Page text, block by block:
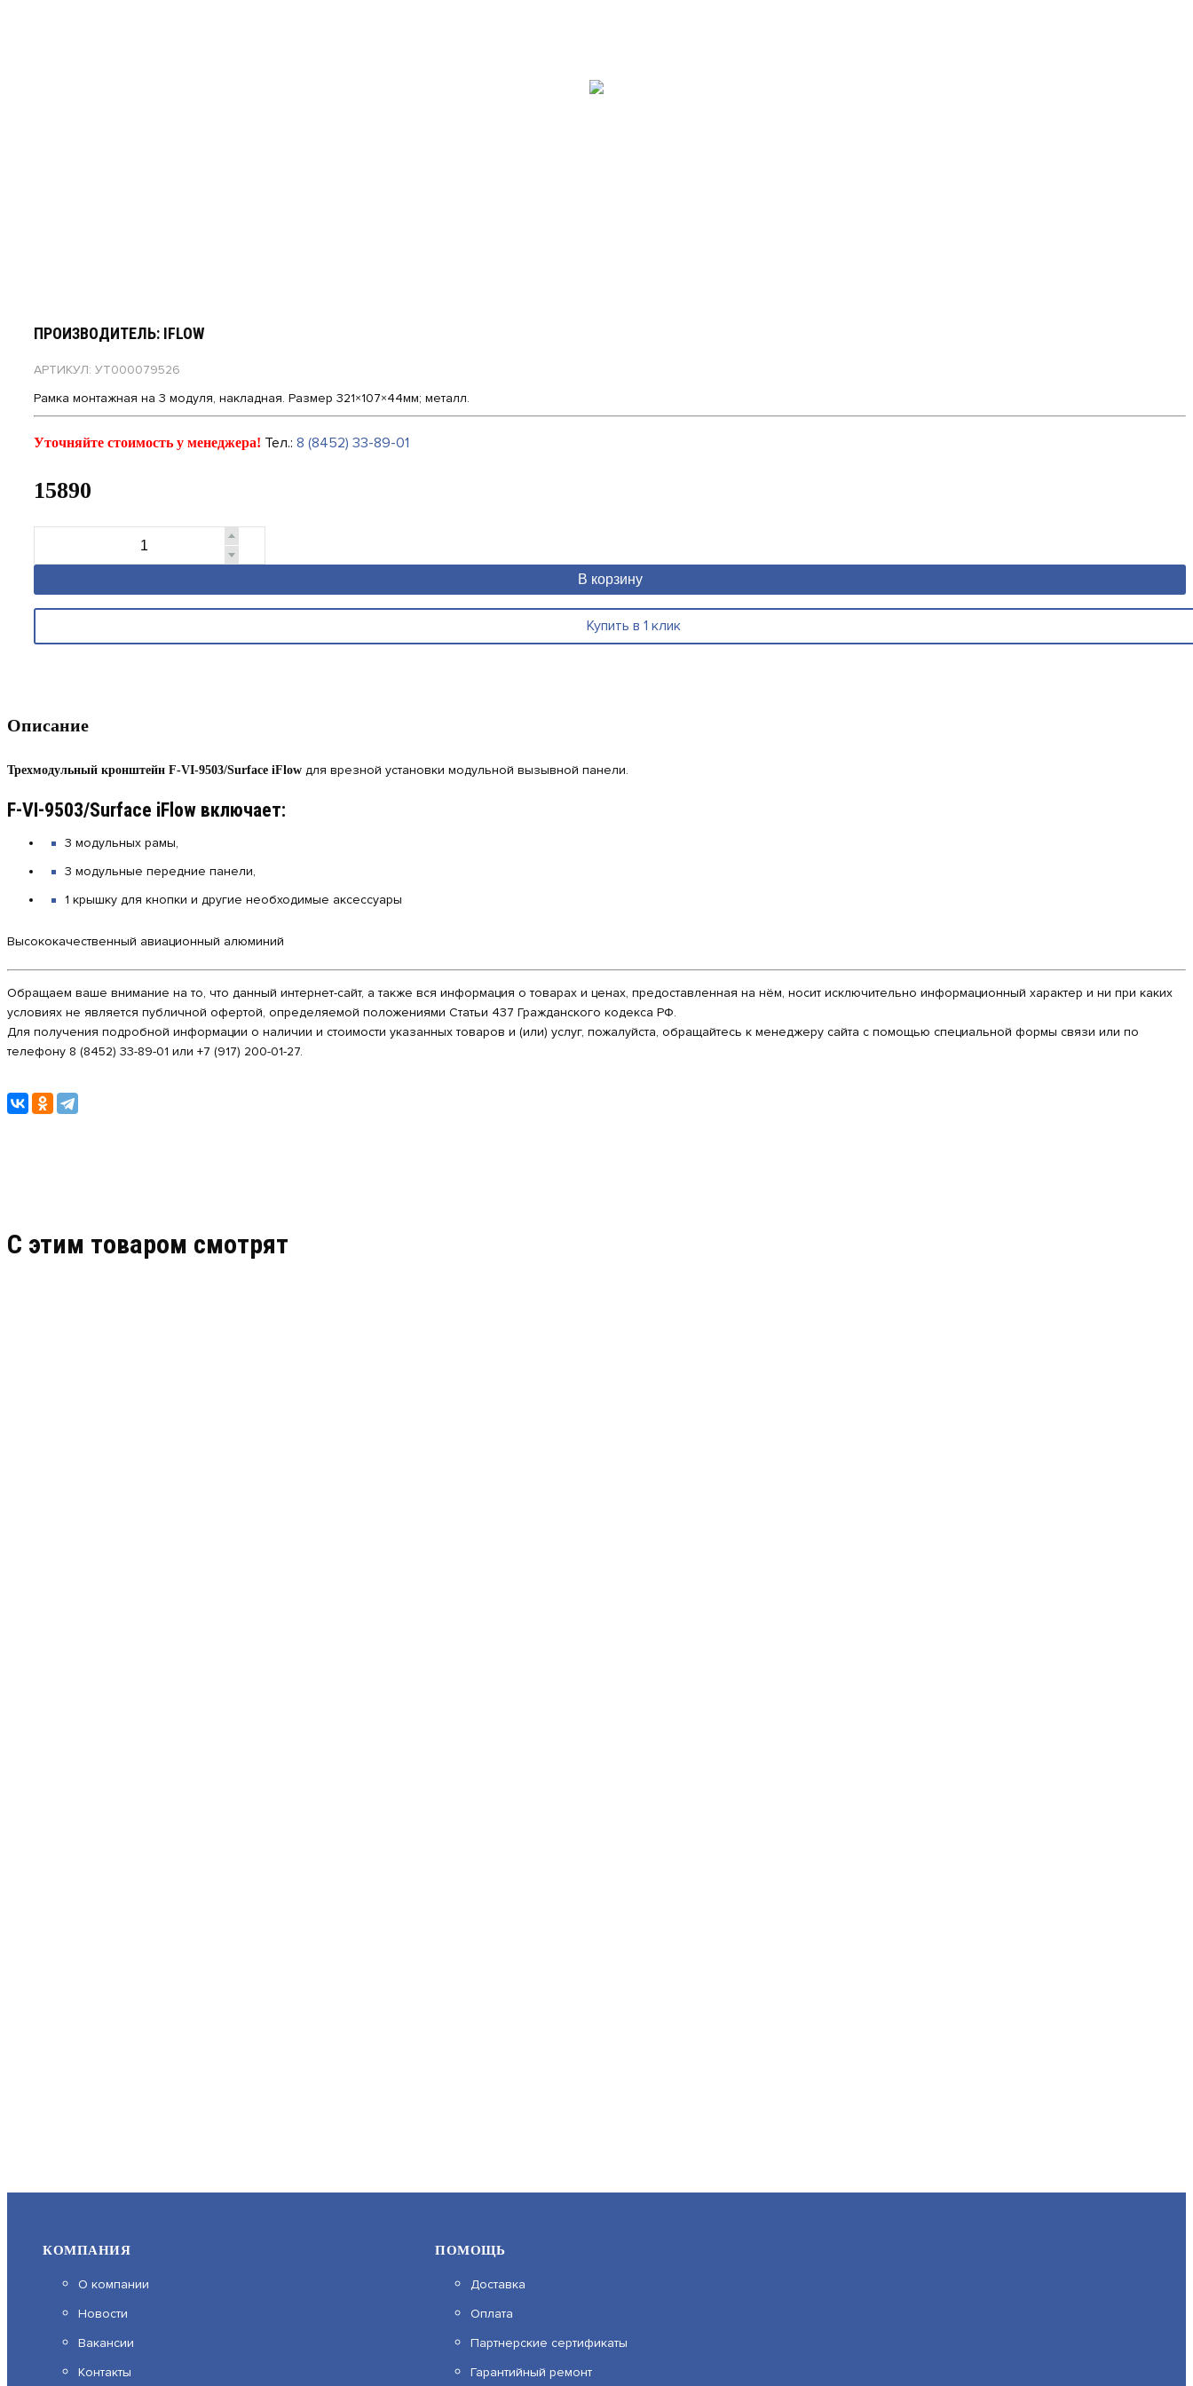
ПРОИЗВОДИТЕЛЬ: IFLOW
АРТИКУЛ: УТ000079526
Рамка монтажная на 3 модуля, накладная. Размер 321×107×44мм; металл.
Уточняйте стоимость у менеджера! Тел.: 8 (8452) 33-89-01
15890
В корзину
Купить в 1 клик
Описание
Трехмодульный кронштейн F-VI-9503/Surface iFlow для врезной установки модульной вызывной панели.
F-VI-9503/Surface iFlow включает:
3 модульных рамы,
3 модульные передние панели,
1 крышку для кнопки и другие необходимые аксессуары
Высококачественный авиационный алюминий
Обращаем ваше внимание на то, что данный интернет-сайт, а также вся информация о товарах и ценах, предоставленная на нём, носит исключительно информационный характер и ни при каких
условиях не является публичной офертой, определяемой положениями Статьи 437 Гражданского кодекса РФ.
Для получения подробной информации о наличии и стоимости указанных товаров и (или) услуг, пожалуйста, обращайтесь к менеджеру сайта с помощью специальной формы связи или по
телефону 8 (8452) 33-89-01 или +7 (917) 200-01-27.
C этим товаром смотрят
F-VI-3321IPWE1
АРТИКУЛ: УТ000068613
КОМПАНИЯ
О компании
Новости
Вакансии
Контакты
ПОМОЩЬ
Доставка
Оплата
Партнерские сертификаты
Гарантийный ремонт